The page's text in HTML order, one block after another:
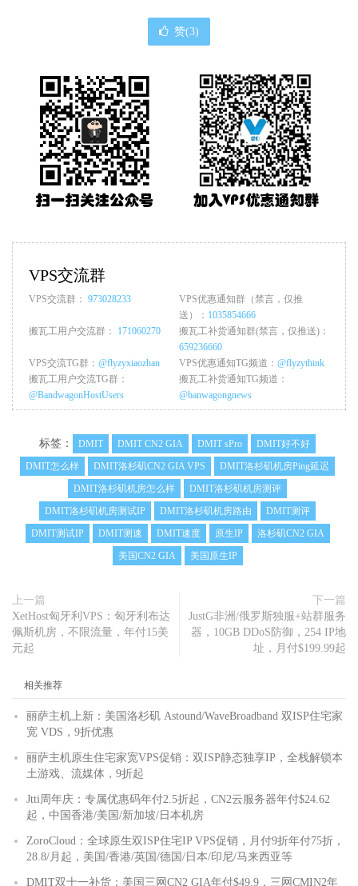
赞(3)
VPS交流群
VPS交流群： 973028233
VPS优惠通知群（禁言，仅推
送）： 1035854666
搬瓦工用户交流群： 171060270
搬瓦工补货通知群(禁言，仅推送)：
659236660
VPS交流TG群： @flyzyxiaozhan VPS优惠通知TG频道： @flyzythink
搬瓦工用户交流TG群：
@BandwagonHostUsers
搬瓦工补货通知TG频道：
@banwagongnews
标签： DMIT DMIT CN2 GIA DMIT sPro
DMIT好不好
DMIT怎么样
DMIT洛杉矶CN2 GIA VPS
DMIT洛杉矶机房Ping延迟
DMIT洛杉矶机房怎么样
DMIT洛杉矶机房测评
DMIT洛杉矶机房测试IP
DMIT洛杉矶机房路由
DMIT测评
DMIT测试IP
DMIT测速 DMIT速度 原生IP
洛杉矶CN2 GIA
美国CN2 GIA
美国原生IP
上一篇
XetHost匈牙利VPS：匈牙利布达
佩斯机房，不限流量，年付15美
元起
下一篇
JustG非洲/俄罗斯独服+站群服务
器，10GB DDoS防御，254 IP地
址，月付$199.99起
相关推荐
丽萨主机上新：美国洛杉矶 Astound/WaveBroadband 双ISP住宅家
宽 VDS，9折优惠
丽萨主机原生住宅家宽VPS促销：双ISP静态独享IP，全栈解锁本
土游戏、流媒体，9折起
Jtti周年庆：专属优惠码年付2.5折起，CN2云服务器年付$24.62
起，中国香港/美国/新加坡/日本机房
ZoroCloud：全球原生双ISP住宅IP VPS促销，月付9折年付75折，
28.8/月起，美国/香港/英国/德国/日本/印尼/马来西亚等
DMIT双十一补货：美国三网CN2 GIA年付$49.9，三网CMIN2年